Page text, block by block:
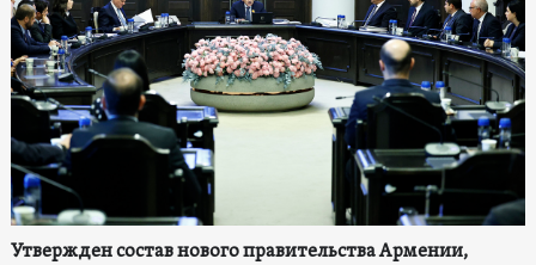
Утвержден состав нового правительства Армении,